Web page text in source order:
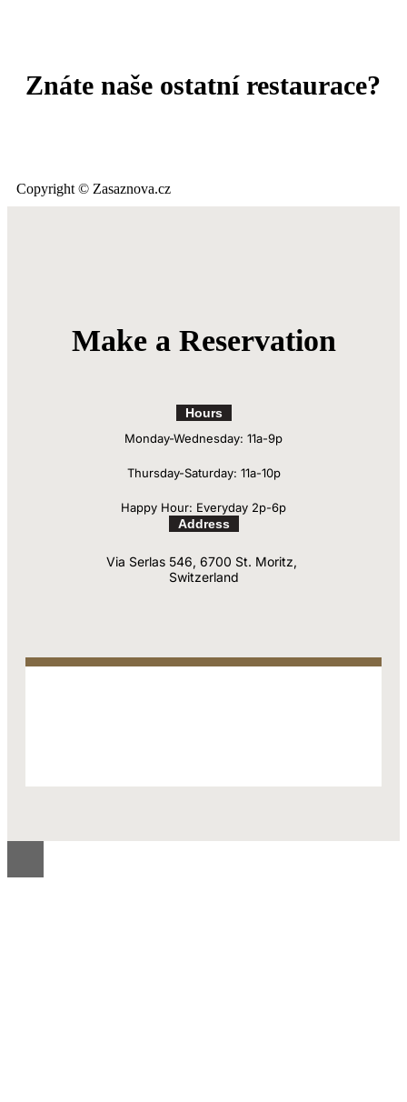
Znáte naše ostatní restaurace?
Copyright © Zasaznova.cz
Make a Reservation
Hours
Monday-Wednesday: 11a-9p
Thursday-Saturday: 11a-10p
Happy Hour: Everyday 2p-6p
Address
Via Serlas 546, 6700 St. Moritz,
Switzerland